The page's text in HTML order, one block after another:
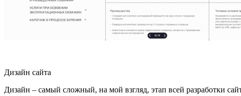
Дизайн сайта
Дизайн – самый сложный, на мой взгляд, этап всей разработки